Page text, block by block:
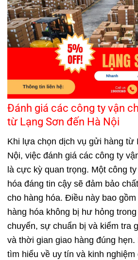
Đánh giá các công ty vận
từ Lạng Sơn đến Hà Nội
Khi lựa chọn dịch vụ gửi hàng từ
Nội, việc đánh giá các công ty
là cực kỳ quan trọng. Một công
hóa đáng tin cậy sẽ đảm bảo
cho hàng hóa. Điều này bao
hàng hóa không bị hư hỏng
chuyển, sự chuẩn bị và kiểm tra
và thời gian giao hàng đúng hẹn.
tìm hiểu về uy tín và kinh nghiệm